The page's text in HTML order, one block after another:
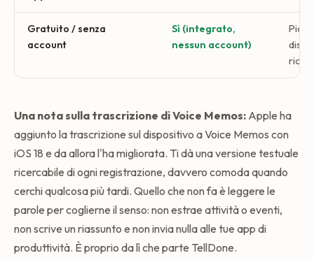
Gratuito / senza
account
Sì (integrato,
nessun account)
Una nota sulla trascrizione di Voice Memos: Apple ha
aggiunto la trascrizione sul dispositivo a Voice Memos con
iOS 18 e da allora l'ha migliorata. Ti dà una versione testuale
ricercabile di ogni registrazione, davvero comoda quando
cerchi qualcosa più tardi. Quello che non fa è leggere le
parole per coglierne il senso: non estrae attività o eventi,
non scrive un riassunto e non invia nulla alle tue app di
produttività. È proprio da lì che parte TellDone.